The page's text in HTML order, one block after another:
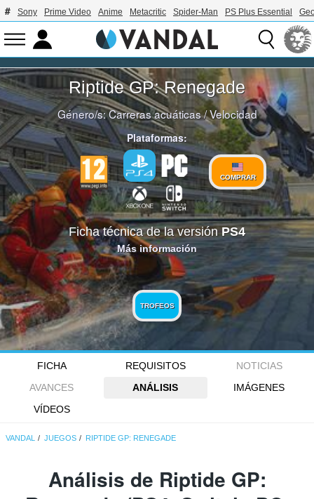
Sony Prime Video Anime Metacritic Spider-Man PS Plus Essential
Riptide GP: Renegade
Género/s:Carreras acuáticas/Velocidad
Plataformas:
COMPRAR
Ficha técnica de la versiónPS4
Más información
TROFEOS
FICHA REQUISITOS
NOTICIAS
AVANCES
ANÁLISIS
IMÁGENES
VÍDEOS
VANDAL JUEGOS RIPTIDE GP: RENEGADE
Análisis de Riptide GP: